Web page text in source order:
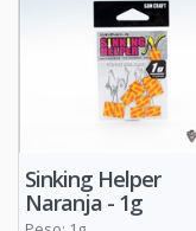
Sinking Helper
Naranja - 1g